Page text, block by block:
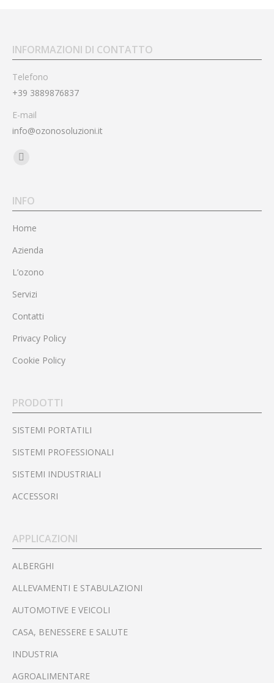
INFORMAZIONI DI CONTATTO
Telefono
+39 3889876837
E-mail
info@ozonosoluzioni.it
Find us on:
opens
in
new
window
INFO
Home
Azienda
L’ozono
Servizi
Contatti
Privacy Policy
Cookie Policy
PRODOTTI
SISTEMI PORTATILI
SISTEMI PROFESSIONALI
SISTEMI INDUSTRIALI
ACCESSORI
APPLICAZIONI
ALBERGHI
ALLEVAMENTI E STABULAZIONI
AUTOMOTIVE E VEICOLI
CASA, BENESSERE E SALUTE
INDUSTRIA
AGROALIMENTARE